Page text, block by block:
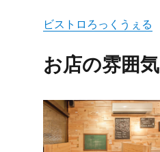
ビストロろっくうぇる
お店の雰囲気